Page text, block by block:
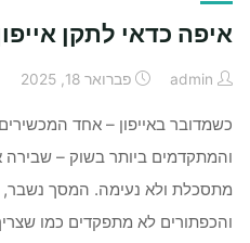
לפנים"
איפה כדאי לתקן
admin פברואר 18, 2025
כשמדובר באייפון – אחד המכשירים
והמתקדמים ביותר בשוק – שבירה
מתסכלת ולא נעימה. המסך נשבר,
והכפתורים לא מתפקדים כמו